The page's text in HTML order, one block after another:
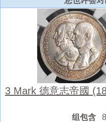
3 Mark 德意志帝國
组包含